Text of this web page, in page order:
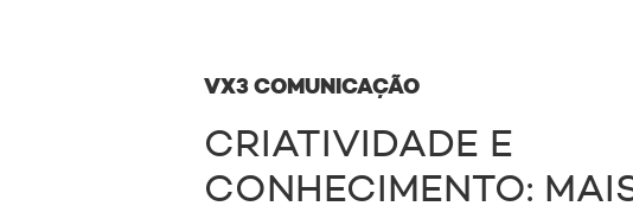
VX3 COMUNICAÇÃO
CRIATIVIDADE E
CONHECIMENTO: